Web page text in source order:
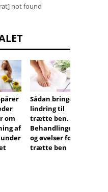
not found
om
af
Sådan bringes
lindring til
trætte ben.
Behandlinger
og øvelser for
trætte ben